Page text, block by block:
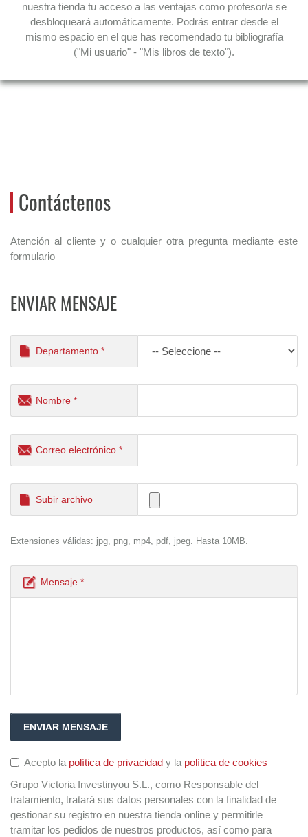
nuestra tienda tu acceso a las ventajas como profesor/a se
desbloqueará automáticamente. Podrás entrar desde el
mismo espacio en el que has recomendado tu bibliografía
("Mi usuario" - "Mis libros de texto").
Contáctenos
Atención al cliente y o cualquier otra pregunta mediante este
formulario
ENVIAR MENSAJE
Departamento *
Nombre *
Correo electrónico *
Subir archivo
Extensiones válidas: jpg, png, mp4, pdf, jpeg. Hasta 10MB.
Mensaje *
Acepto la política de privacidad y la política de cookies
Grupo Victoria Investinyou S.L., como Responsable del
tratamiento, tratará sus datos personales con la finalidad de
gestionar su registro en nuestra tienda online y permitirle
tramitar los pedidos de nuestros productos, así como para